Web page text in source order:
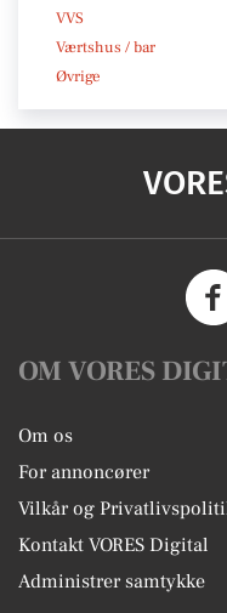
VVS
Værtshus / bar
Øvrige
OM VORES
Om os
For annoncører
Vilkår og
Kontakt VORES Digital
Administrer samtykke